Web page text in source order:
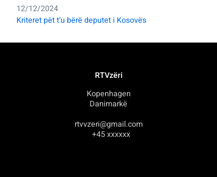
12/12/2024
Kriteret pët t’u bërë deputet i Kosovës
RTVzëri
Kopenhagen
Danimarkë
rtvvzeri@gmail.com
+45 xxxxxx